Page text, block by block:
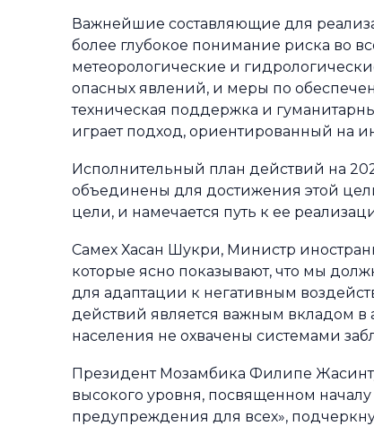
Важнейшие составляющие для
более глубокое понимание риска во
метеорологические и
опасных явлений, и меры по
техническая поддержка и
играет подход, ориентированный на
Исполнительный план действий на
объединены для достижения этой
цели, и намечается путь к ее
Самех Хасан Шукри, Министр
которые ясно показывают, что мы
для адаптации к негативным
действий является важным вкладом
населения не охвачены системами
Президент Мозамбика Филипе
высокого уровня, посвященном
предупреждения для всех»,